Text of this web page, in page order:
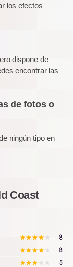
los efectos
dispone de
encontrar las
de fotos o
ningún tipo en
Coast
8
8
5